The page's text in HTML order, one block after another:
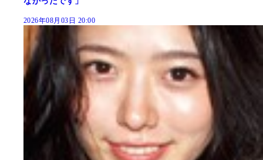
2026年08月03日 20:00